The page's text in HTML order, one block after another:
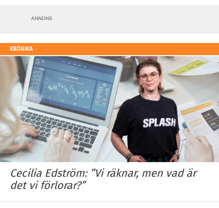
ANNONS
KRÖNIKA
Cecilia Edström: ”Vi räknar, men vad är
det vi förlorar?”